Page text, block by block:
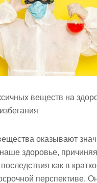
веществ на
оказывают
здоровье, причиняя
как в
перспективе.